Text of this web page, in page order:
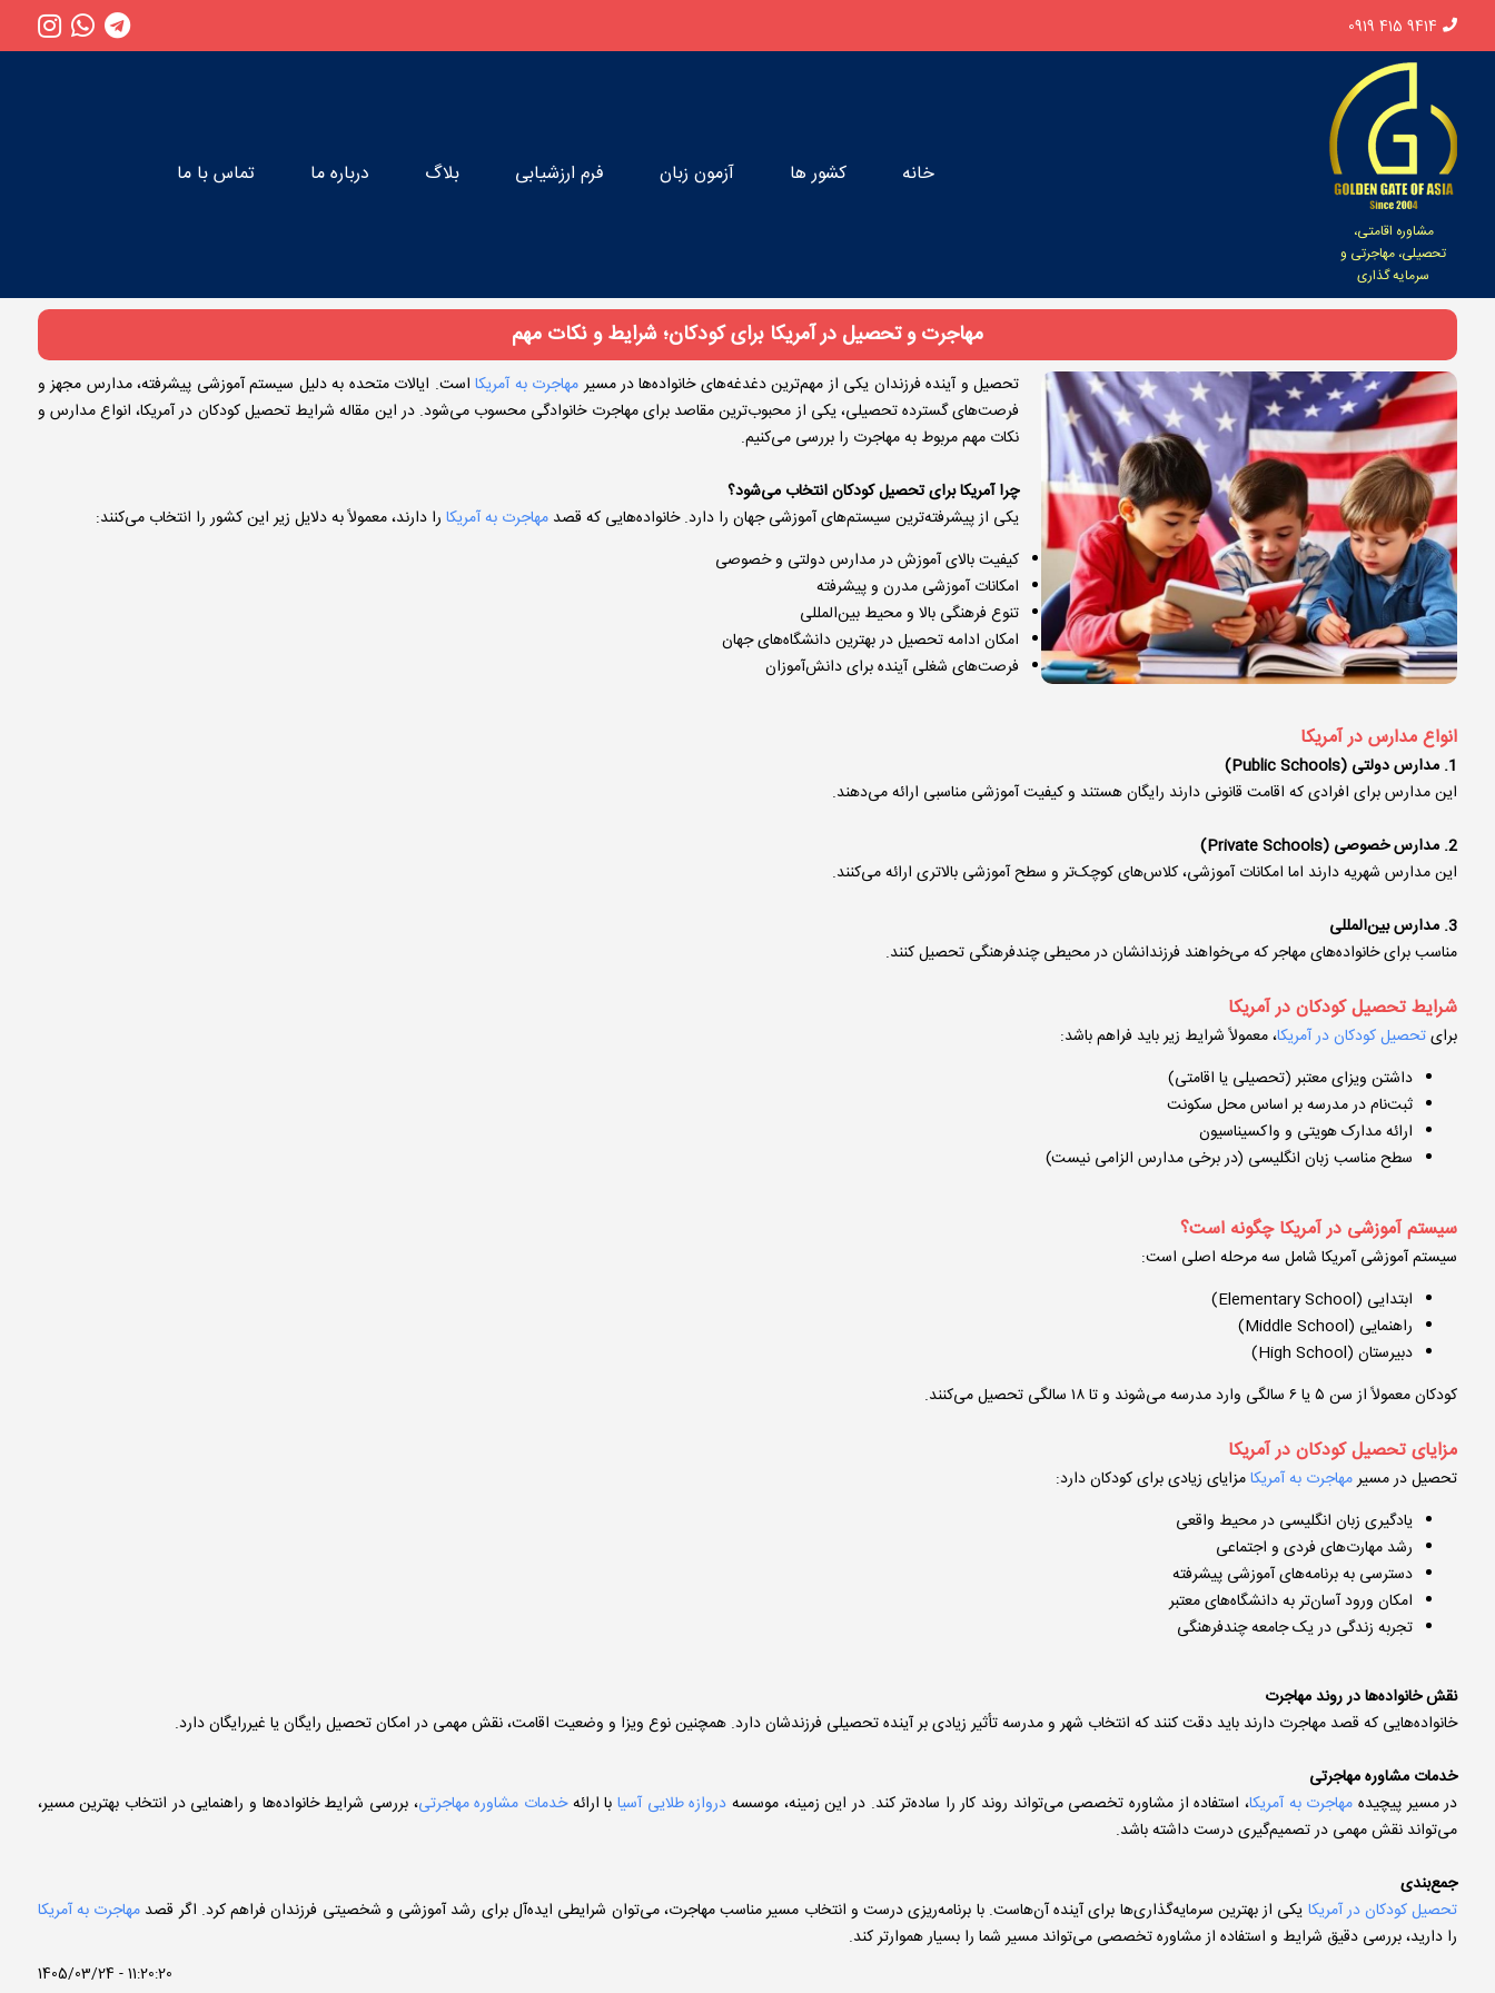
0919 415 9414
مشاوره اقامتی،
تحصیلی، مهاجرتی و
سرمایه گذاری
خانه کشور ها آزمون زبان فرم ارزشیابی بلاگ درباره ما تماس با ما
مهاجرت و تحصیل در آمریکا برای کودکان؛ شرایط و نکات مهم
تحصیل و آینده فرزندان یکی از مهم‌ترین دغدغه‌های خانواده‌ها در مسیرمهاجرت به آمریکااست. ایالات متحده به دلیل سیستم آموزشی پیشرفته، مدارس مجهز و
فرصت‌های گسترده تحصیلی، یکی از محبوب‌ترین مقاصد برای مهاجرت خانوادگی محسوب می‌شود. در این مقاله شرایط تحصیل کودکان در آمریکا، انواع مدارس و
نکات مهم مربوط به مهاجرت را بررسی می‌کنیم.
چرا آمریکا برای تحصیل کودکان انتخاب می‌شود؟
یکی از پیشرفته‌ترین سیستم‌های آموزشی جهان را دارد. خانواده‌هایی که قصد مهاجرت به آمریکارا دارند، معمولاً به دلایل زیر این کشور را انتخاب می‌کنند:
کیفیت بالای آموزش در مدارس دولتی و خصوصی
امکانات آموزشی مدرن و پیشرفته
تنوع فرهنگی بالا و محیط بین‌المللی
امکان ادامه تحصیل در بهترین دانشگاه‌های جهان
فرصت‌های شغلی آینده برای دانش‌آموزان
انواع مدارس در آمریکا
1. مدارس دولتی (Public Schools)
این مدارس برای افرادی که اقامت قانونی دارند رایگان هستند و کیفیت آموزشی مناسبی ارائه می‌دهند.
2. مدارس خصوصی (Private Schools)
این مدارس شهریه دارند اما امکانات آموزشی، کلاس‌های کوچک‌تر و سطح آموزشی بالاتری ارائه می‌کنند.
3. مدارس بین‌المللی
مناسب برای خانواده‌های مهاجر که می‌خواهند فرزندانشان در محیطی چندفرهنگی تحصیل کنند.
شرایط تحصیل کودکان در آمریکا
برایتحصیل کودکان در آمریکا، معمولاً شرایط زیر باید فراهم باشد:
داشتن ویزای معتبر (تحصیلی یا اقامتی)
ثبت‌نام در مدرسه بر اساس محل سکونت
ارائه مدارک هویتی و واکسیناسیون
سطح مناسب زبان انگلیسی (در برخی مدارس الزامی نیست)
سیستم آموزشی در آمریکا چگونه است؟
سیستم آموزشی آمریکا شامل سه مرحله اصلی است:
ابتدایی (Elementary School)
راهنمایی (Middle School)
دبیرستان (High School)
کودکان معمولاً از سن ۵ یا ۶ سالگی وارد مدرسه می‌شوند و تا ۱۸ سالگی تحصیل می‌کنند.
مزایای تحصیل کودکان در آمریکا
تحصیل در مسیرمهاجرت به آمریکامزایای زیادی برای کودکان دارد:
یادگیری زبان انگلیسی در محیط واقعی
رشد مهارت‌های فردی و اجتماعی
دسترسی به برنامه‌های آموزشی پیشرفته
امکان ورود آسان‌تر به دانشگاه‌های معتبر
تجربه زندگی در یک جامعه چندفرهنگی
نقش خانواده‌ها در روند مهاجرت
خانواده‌هایی که قصد مهاجرت دارند باید دقت کنند که انتخاب شهر و مدرسه تأثیر زیادی بر آینده تحصیلی فرزندشان دارد. همچنین نوع ویزا و وضعیت اقامت، نقش مهمی در امکان تحصیل رایگان یا غیررایگان دارد.
خدمات مشاوره مهاجرتی
در مسیر پیچیده مهاجرت به آمریکا، استفاده از مشاوره تخصصی می‌تواند روند کار را ساده‌تر کند. در این زمینه، موسسه دروازه طلایی آسیا با ارائهخدمات مشاوره مهاجرتی، بررسی شرایط خانواده‌ها و راهنمایی در انتخاب بهترین مسیر،
می‌تواند نقش مهمی در تصمیم‌گیری درست داشته باشد.
جمع‌بندی
تحصیل کودکان در آمریکا یکی از بهترین سرمایه‌گذاری‌ها برای آینده آن‌هاست. با برنامه‌ریزی درست و انتخاب مسیر مناسب مهاجرت، می‌توان شرایطی ایده‌آل برای رشد آموزشی و شخصیتی فرزندان فراهم کرد. اگر قصد مهاجرت به آمریکا
را دارید، بررسی دقیق شرایط و استفاده از مشاوره تخصصی می‌تواند مسیر شما را بسیار هموارتر کند.
1405/03/24 - 11:20:20